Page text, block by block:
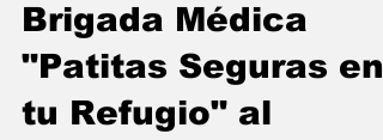
Ortiz llevó la
Brigada Médica
"Patitas Seguras en